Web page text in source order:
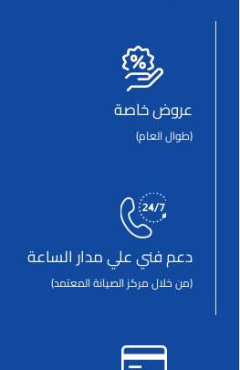
عروض خاصة
(طوال العام)
دعم فني علي مدار الساعة
(من خلال مركز الصيانة المعتمد)